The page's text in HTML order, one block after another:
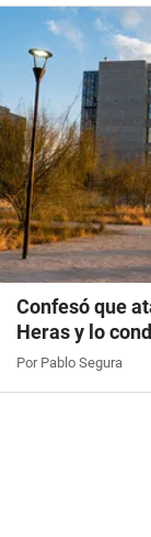
Confesó que
Heras y lo
Por Pablo Segura